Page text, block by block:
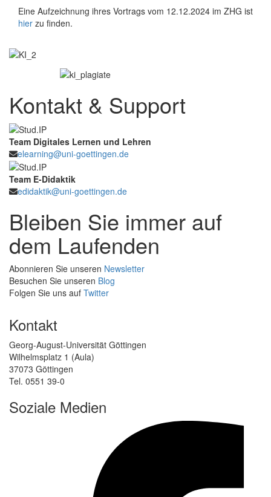
Eine Aufzeichnung ihres Vortrags vom 12.12.2024 im ZHG ist
hier zu finden.
Kontakt & Support
Team Digitales Lernen und Lehren
elearning@uni-goettingen.de
Team E-Didaktik
edidaktik@uni-goettingen.de
Bleiben Sie immer auf
dem Laufenden
Abonnieren Sie unseren Newsletter
Besuchen Sie unseren Blog
Folgen Sie uns auf Twitter
Kontakt
Georg-August-Universität Göttingen
Wilhelmsplatz 1 (Aula)
37073 Göttingen
Tel. 0551 39-0
Soziale Medien